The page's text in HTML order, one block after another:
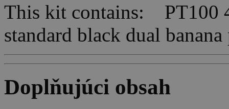
This kit contains: PT100
standard black dual
Doplňujúci obsah